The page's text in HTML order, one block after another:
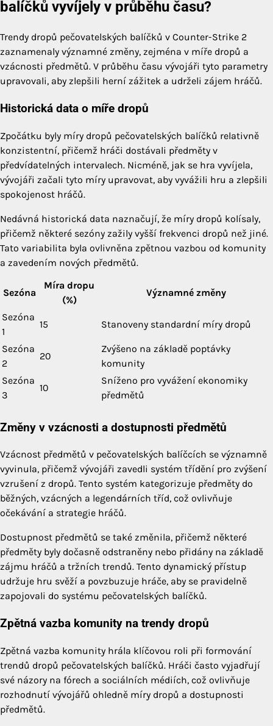
balíčků vyvíjely v průběhu času?
Trendy dropů pečovatelských balíčků v Counter-Strike 2
zaznamenaly významné změny, zejména v míře dropů a
vzácnosti předmětů. V průběhu času vývojáři tyto parametry
upravovali, aby zlepšili herní zážitek a udrželi zájem hráčů.
Historická data o míře dropů
Zpočátku byly míry dropů pečovatelských balíčků relativně
konzistentní, přičemž hráči dostávali předměty v
předvídatelných intervalech. Nicméně, jak se hra vyvíjela,
vývojáři začali tyto míry upravovat, aby vyvážili hru a zlepšili
spokojenost hráčů.
Nedávná historická data naznačují, že míry dropů kolísaly,
přičemž některé sezóny zažily vyšší frekvenci dropů než jiné.
Tato variabilita byla ovlivněna zpětnou vazbou od komunity
a zavedením nových předmětů.
Sezóna
Míra dropu
(%)
Významné změny
Sezóna
1
15 Stanoveny standardní míry dropů
Sezóna
2
20
Zvýšeno na základě poptávky
komunity
Sezóna
3
10
Sníženo pro vyvážení ekonomiky
předmětů
Změny v vzácnosti a dostupnosti předmětů
Vzácnost předmětů v pečovatelských balíčcích se významně
vyvinula, přičemž vývojáři zavedli systém třídění pro zvýšení
vzrušení z dropů. Tento systém kategorizuje předměty do
běžných, vzácných a legendárních tříd, což ovlivňuje
očekávání a strategie hráčů.
Dostupnost předmětů se také změnila, přičemž některé
předměty byly dočasně odstraněny nebo přidány na základě
zájmu hráčů a tržních trendů. Tento dynamický přístup
udržuje hru svěží a povzbuzuje hráče, aby se pravidelně
zapojovali do systému pečovatelských balíčků.
Zpětná vazba komunity na trendy dropů
Zpětná vazba komunity hrála klíčovou roli při formování
trendů dropů pečovatelských balíčků. Hráči často vyjadřují
své názory na fórech a sociálních médiích, což ovlivňuje
rozhodnutí vývojářů ohledně míry dropů a dostupnosti
předmětů.